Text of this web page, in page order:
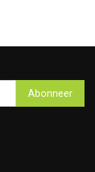
Abonneer